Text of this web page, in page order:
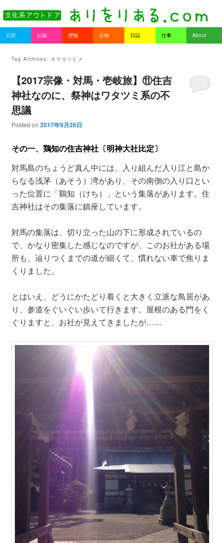
Main menu
Skip to primary content
Skip to secondary content
石部 仏旅 歴勉 生物 日誌 仕事 About
Tag Archives: タマヨリビメ
【2017宗像・対馬・壱岐旅】⑪住吉
神社なのに、祭神はワタツミ系の不
思議
Posted on 2017年9月26日
その一、鶏知の住吉神社〔明神大社比定〕
対馬島のちょうど真ん中には、入り組んだ入り江と島か
らなる浅茅（あそう）湾があり、その南側の入り口とい
った位置に「鷄知（けち）」という集落があります。住
吉神社はその集落に鎮座しています。
対馬の集落は、切り立った山の下に形成されているの
で、かなり密集した感じなのですが、このお社がある場
所も、辿りつくまでの道が細くて、慣れない車で焦りま
くりました。
とはいえ、どうにかたどり着くと大きく立派な鳥居があ
り、参道をぐいぐい歩いて行きます。屋根のある門をく
ぐりますと、お社が見えてきましたが……